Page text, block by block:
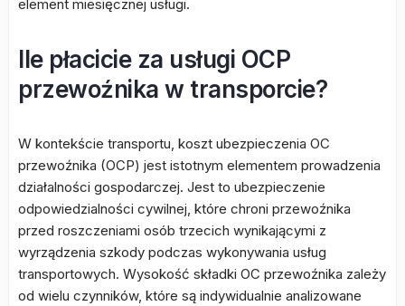
element miesięcznej usługi.
Ile płacicie za usługi OCP
przewoźnika w transporcie?
W kontekście transportu, koszt ubezpieczenia OC
przewoźnika (OCP) jest istotnym elementem prowadzenia
działalności gospodarczej. Jest to ubezpieczenie
odpowiedzialności cywilnej, które chroni przewoźnika
przed roszczeniami osób trzecich wynikającymi z
wyrządzenia szkody podczas wykonywania usług
transportowych. Wysokość składki OC przewoźnika zależy
od wielu czynników, które są indywidualnie analizowane